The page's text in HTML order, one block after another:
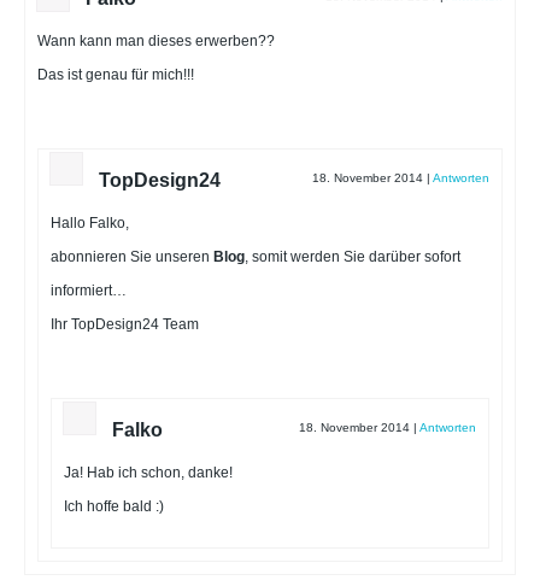
Wann kann man dieses erwerben??
Das ist genau für mich!!!
TopDesign24 18. November 2014 | Antworten
Hallo Falko,
abonnieren Sie unseren Blog , somit werden Sie darüber sofort
informiert…
Ihr TopDesign24 Team
Falko 18. November 2014 | Antworten
Ja! Hab ich schon, danke!
Ich hoffe bald :)